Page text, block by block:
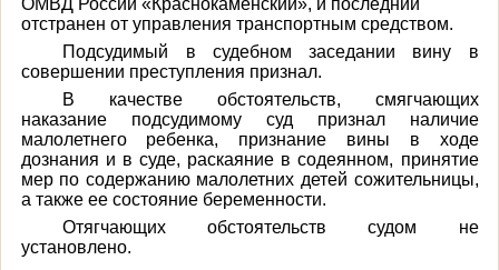
ОМВД России «Краснокаменский», и последний
отстранен от управления транспортным средством.
Подсудимый в судебном заседании вину в
совершении преступления признал.
В качестве обстоятельств, смягчающих
наказание подсудимому суд признал наличие
малолетнего ребенка, признание вины в ходе
дознания и в суде, раскаяние в содеянном, принятие
мер по содержанию малолетних детей сожительницы,
а также ее состояние беременности.
Отягчающих обстоятельств судом не
установлено.